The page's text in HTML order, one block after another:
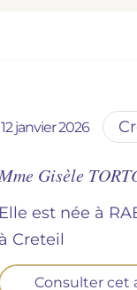
12 janvier 2026
Gisèle
Elle est née à
à
creteil
Consulter cet